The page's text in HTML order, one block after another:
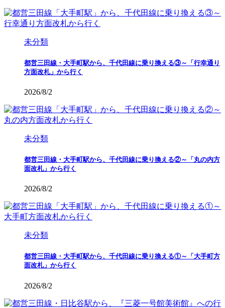
未分類
都営三田線・大手町駅から、千代田線に乗り換える③～「行幸通り
方面改札」から行く
2026/8/2
未分類
都営三田線・大手町駅から、千代田線に乗り換える②～「丸の内方
面改札」から行く
2026/8/2
未分類
都営三田線・大手町駅から、千代田線に乗り換える①～「大手町方
面改札」から行く
2026/8/2